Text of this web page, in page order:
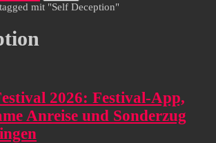
mit "Self Deception"
2026: Festival-App,
Anreise und Sonderzug